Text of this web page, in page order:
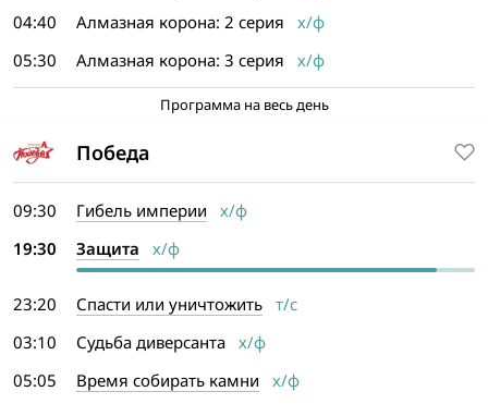
04:40
Алмазная корона: 2 серия х/ф
05:30
Алмазная корона: 3 серия х/ф
Программа на весь день
Победа
09:30 Гибель империи х/ф
19:30
Защита х/ф
23:20 Спасти или уничтожить т/с
03:10
Судьба диверсанта х/ф
05:05
Время собирать камни х/ф